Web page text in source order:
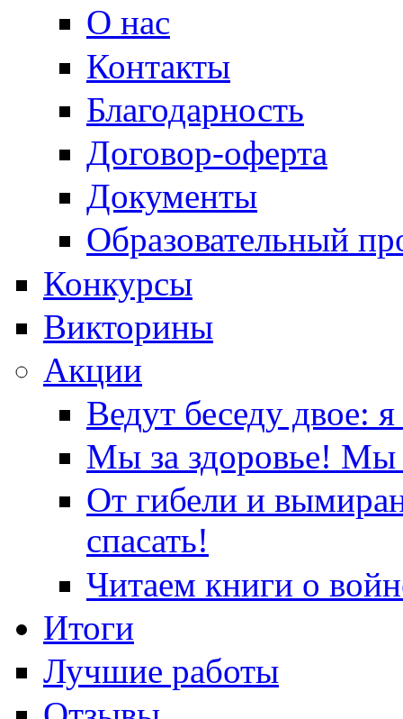
О нас
Контакты
Благодарность
Договор-оферта
Документы
Образовательный
Конкурсы
Викторины
Акции
Ведут беседу двое:
Мы за здоровье! Мы
От гибели и
спасать!
Читаем книги о
Итоги
Лучшие работы